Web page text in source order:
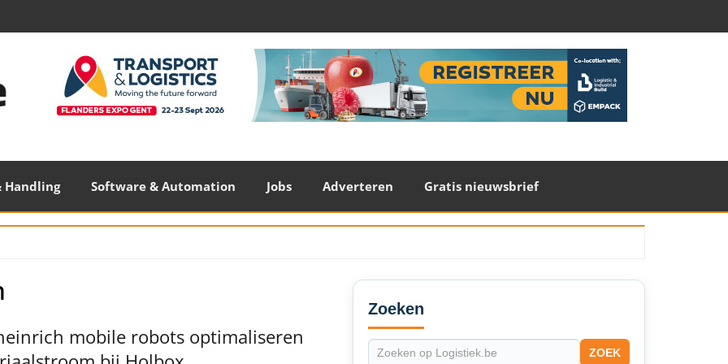
Handling Software & Automation Jobs Adverteren Gratis nieuwsbrief
mobile robots optimaliseren
Secondary
Sidebar
Zoeken
ZOEK